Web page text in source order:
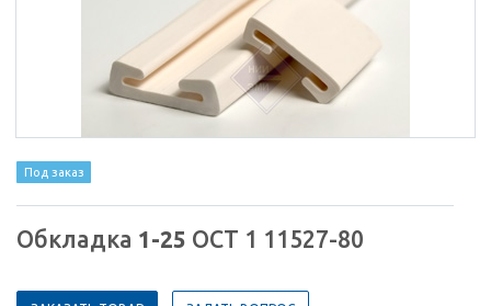
Под заказ
Обкладка 1-25 ОСТ 1 11527-80